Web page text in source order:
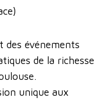
des événements
de la richesse
unique aux